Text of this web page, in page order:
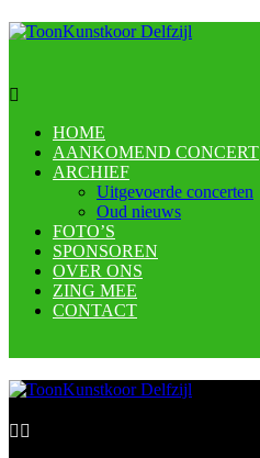
HOME
AANKOMEND CONCERT
ARCHIEF
Uitgevoerde concerten
Oud nieuws
FOTO’S
SPONSOREN
OVER ONS
ZING MEE
CONTACT